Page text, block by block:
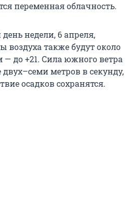
переменная облачность.
недели, 6 апреля,
воздуха также будут около
— до +21. Сила южного ветра
двух–семи метров в секунду,
осадков сохранятся.